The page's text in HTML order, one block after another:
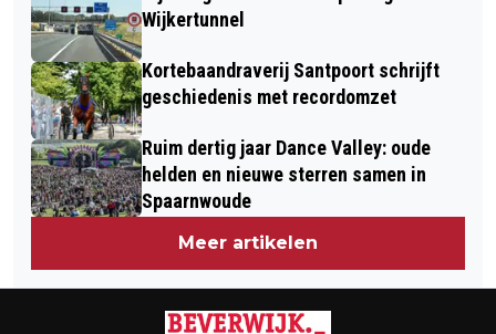
Wijkertunnel
Kortebaandraverij Santpoort schrijft
geschiedenis met recordomzet
Ruim dertig jaar Dance Valley: oude
helden en nieuwe sterren samen in
Spaarnwoude
Meer artikelen